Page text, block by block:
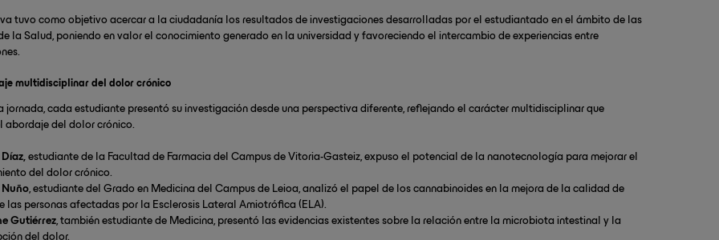
tuvo como objetivo acercar a la ciudadanía los resultados de investigaciones desarrolladas por el estudiantado en el ámbito de las
la Salud, poniendo en valor el conocimiento generado en la universidad y favoreciendo el intercambio de experiencias entre
multidisciplinar del dolor crónico
jornada, cada estudiante presentó su investigación desde una perspectiva diferente, reflejando el carácter multidisciplinar que
abordaje del dolor crónico.
estudiante de la Facultad de Farmacia del Campus de Vitoria-Gasteiz, expuso el potencial de la nanotecnología para mejorar el
del dolor crónico.
Nuño, estudiante del Grado en Medicina del Campus de Leioa, analizó el papel de los cannabinoides en la mejora de la calidad de
las personas afectadas por la Esclerosis Lateral Amiotrófica (ELA).
Gutiérrez, también estudiante de Medicina, presentó las evidencias existentes sobre la relación entre la microbiota intestinal y la
del dolor.